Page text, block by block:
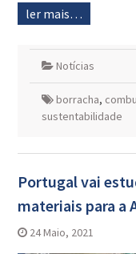
ler mais…
Notícias
borracha,
sustentabilidade
Portugal vai
materiais para a
24 Maio, 2021